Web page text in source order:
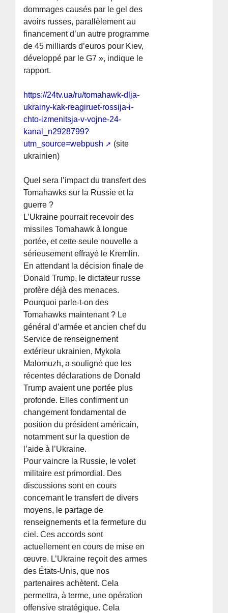
dommages causés par le gel des
avoirs russes, parallèlement au
financement d’un autre programme
de 45 milliards d’euros pour Kiev,
développé par le G7 », indique le
rapport.
https://24tv.ua/ru/tomahawk-dlja-
ukrainy-kak-reagiruet-rossija-i-
chto-izmenitsja-v-vojne-24-
kanal_n2928799?
utm_source=webpush
(site
ukrainien)
Quel sera l’impact du transfert des
Tomahawks sur la Russie et la
guerre ?
L’Ukraine pourrait recevoir des
missiles Tomahawk à longue
portée, et cette seule nouvelle a
sérieusement effrayé le Kremlin.
En attendant la décision finale de
Donald Trump, le dictateur russe
profère déjà des menaces.
Pourquoi parle-t-on des
Tomahawks maintenant ? Le
général d’armée et ancien chef du
Service de renseignement
extérieur ukrainien, Mykola
Malomuzh, a souligné que les
récentes déclarations de Donald
Trump avaient une portée plus
profonde. Elles confirment un
changement fondamental de
position du président américain,
notamment sur la question de
l’aide à l’Ukraine.
Pour vaincre la Russie, le volet
militaire est primordial. Des
discussions sont en cours
concernant le transfert de divers
moyens, le partage de
renseignements et la fermeture du
ciel. Ces accords sont
actuellement en cours de mise en
œuvre. L’Ukraine reçoit des armes
des États-Unis, que nos
partenaires achètent. Cela
permettra, à terme, une opération
offensive stratégique. Cela